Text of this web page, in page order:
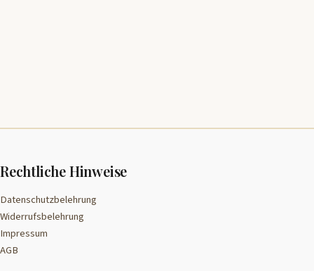
Rechtliche Hinweise
Datenschutzbelehrung
Widerrufsbelehrung
Impressum
AGB